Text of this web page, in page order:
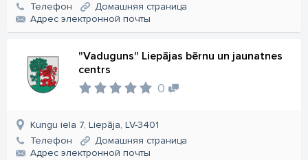
Телефон
Домашняя страница
Aдрес электронной почты
"Vaduguns" Liepājas bērnu un jaunatnes
centrs
0
Kungu iela 7, Liepāja, LV-3401
Телефон
Домашняя страница
Aдрес электронной почты